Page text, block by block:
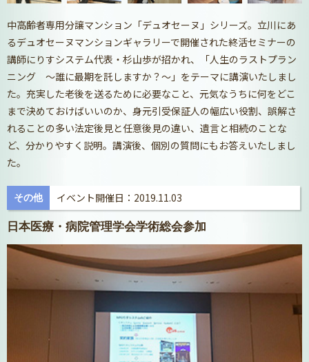
中高齢者専用分譲マンション「デュオセーヌ」シリーズ。立川にあ
るデュオセーヌマンションギャラリーで開催された終活セミナーの
講師にりすシステム代表・杉山歩が招かれ、「人生のラストプラン
ニング ～誰に最期を託しますか？～」をテーマに講演いたしまし
た。充実した老後を送るために必要なこと、元気なうちに何をどこ
まで決めておけばいいのか、身元引受保証人の幅広い役割、誤解さ
れることの多い法定後見と任意後見の違い、遺言と相続のことな
ど、分かりやすく説明。講演後、個別の質問にもお答えいたしまし
た。
その他 イベント開催日：2019.11.03
日本医療・病院管理学会学術総会参加